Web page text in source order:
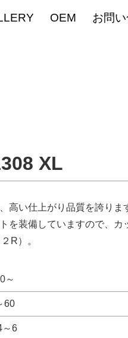
OEM お問
XL
い仕上がり品質を誇りま
を装備していますので、カ
R）。
～
60
～6